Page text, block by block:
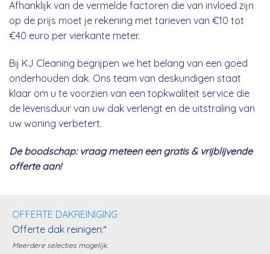
Afhanklijk van de vermelde factoren die van invloed zijn
op de prijs moet je rekening met tarieven van €10 tot
€40 euro per vierkante meter.
Bij KJ Cleaning begrijpen we het belang van een goed
onderhouden dak. Ons team van deskundigen staat
klaar om u te voorzien van een topkwaliteit service die
de levensduur van uw dak verlengt en de uitstraling van
uw woning verbetert.
De boodschap: vraag meteen een gratis & vrijblijvende
offerte aan!
OFFERTE DAKREINIGING
Offerte dak reinigen:*
Meerdere selecties mogelijk.